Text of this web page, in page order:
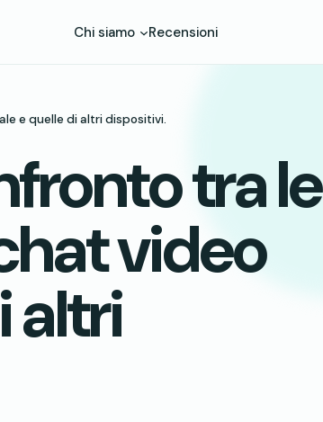
Chi siamo Recensioni
e quelle di altri dispositivi.
tra le
video
altri